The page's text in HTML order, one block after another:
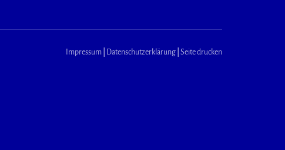
Impressum Datenschutzerklärung Seite drucken